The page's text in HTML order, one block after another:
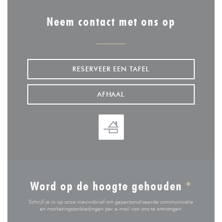
Neem contact met ons op
RESERVEER EEN TAFEL
AFHAAL
Word op de hoogte gehouden *
Schrijf je in op onze nieuwsbrief om gepersonaliseerde communicatie
en marketingaanbiedingen per e-mail van ons te ontvangen.